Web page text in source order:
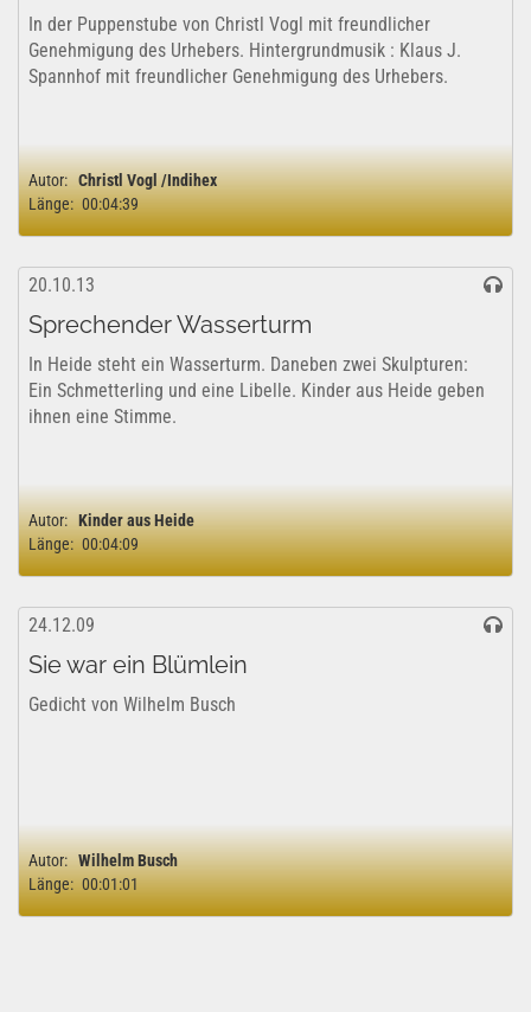
In der Puppenstube von Christl Vogl mit freundlicher
Genehmigung des Urhebers. Hintergrundmusik : Klaus J.
Spannhof mit freundlicher Genehmigung des Urhebers.
Autor: Christl Vogl /Indihex
Länge: 00:04:39
20.10.13
Sprechender Wasserturm
In Heide steht ein Wasserturm. Daneben zwei Skulpturen:
Ein Schmetterling und eine Libelle. Kinder aus Heide geben
ihnen eine Stimme.
Autor: Kinder aus Heide
Länge: 00:04:09
24.12.09
Sie war ein Blümlein
Gedicht von Wilhelm Busch
Autor: Wilhelm Busch
Länge: 00:01:01